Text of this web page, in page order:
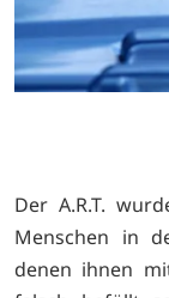
Der A.R.T.
Menschen in
denen ihnen